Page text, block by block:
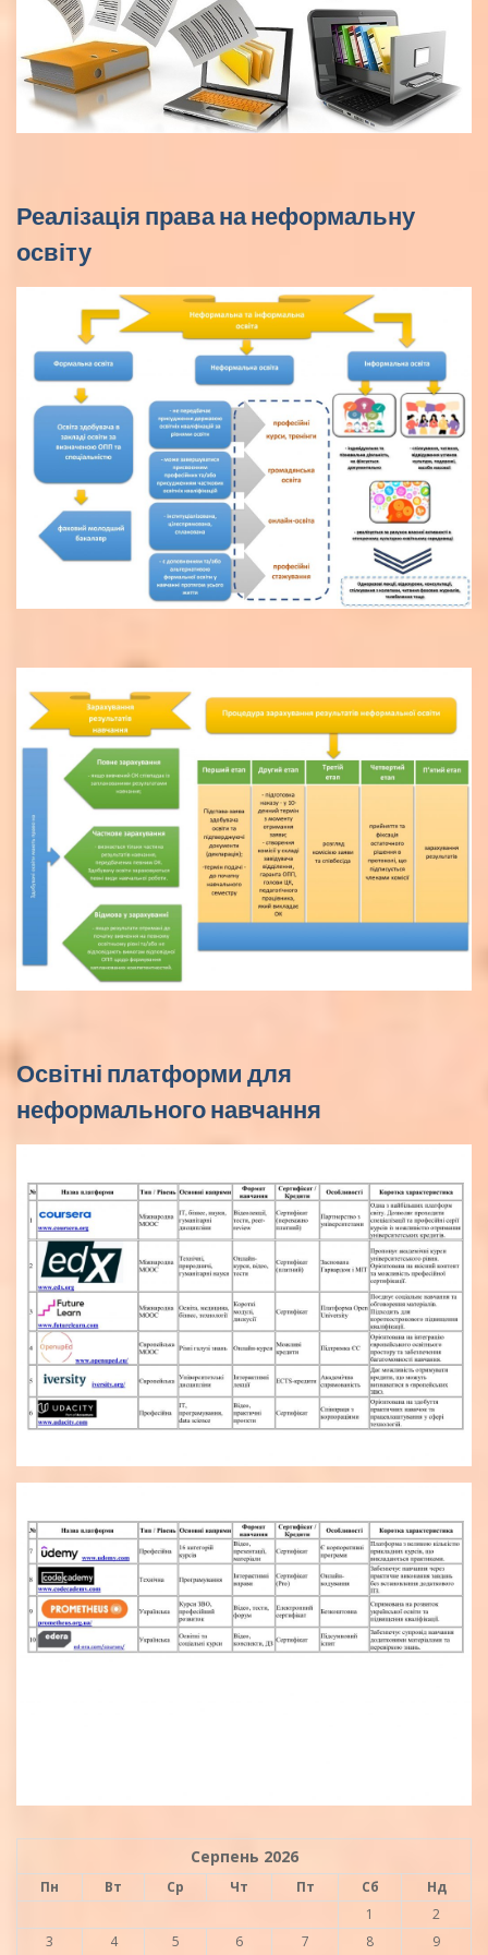
Реалізація права на неформальну
освіту
Освітні платформи для
неформального навчання
Серпень 2026
Пн Вт Ср Чт Пт Сб
Нд
1
2
3
4 5 6 7 8 9